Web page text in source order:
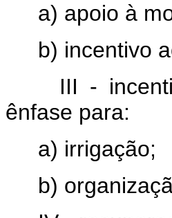
a) apoio à
b) incentivo
III -
ênfase para:
a) irrigação;
b)